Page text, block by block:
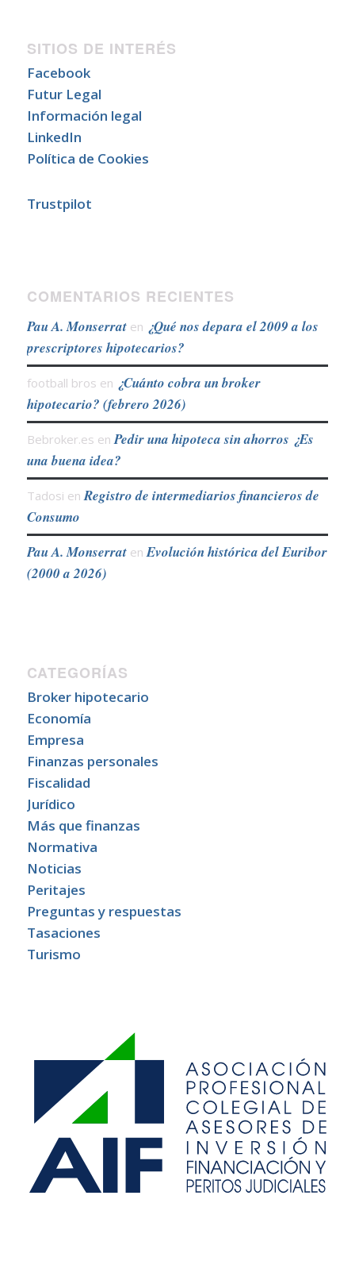
SITIOS DE INTERÉS
Facebook
Futur Legal
Información legal
LinkedIn
Política de Cookies
Trustpilot
COMENTARIOS RECIENTES
Pau A. Monserraten ¿Qué nos depara el 2009 a los
prescriptores hipotecarios?
football bros en ¿Cuánto cobra un broker
hipotecario? (febrero 2026)
Bebroker.es en Pedir una hipoteca sin ahorros ¿Es
una buena idea?
Tadosi en Registro de intermediarios financieros de
Consumo
Pau A. Monserraten Evolución histórica del Euribor
(2000 a 2026)
CATEGORÍAS
Broker hipotecario
Economía
Empresa
Finanzas personales
Fiscalidad
Jurídico
Más que finanzas
Normativa
Noticias
Peritajes
Preguntas y respuestas
Tasaciones
Turismo